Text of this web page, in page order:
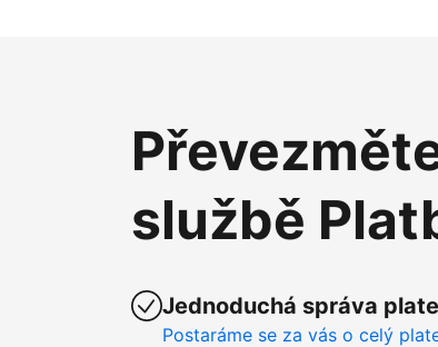
službě
Jednoduchá správa
Postaráme se za vás o celý